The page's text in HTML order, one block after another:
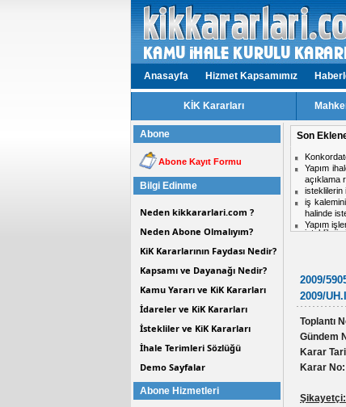
Anasayfa Hizmet Kapsamımız
KİK Kararları
Abone
Abone Kayıt Formu
Bilgi Edinme
Neden kikkararlari.com ?
Neden Abone Olmalıyım?
KiK Kararlarının Faydası Nedir?
Kapsamı ve Dayanağı Nedir?
Kamu Yararı ve KiK Kararları
İdareler ve KiK Kararları
İstekliler ve KiK Kararları
İhale Terimleri Sözlüğü
Demo Sayfalar
Abone Hizmetleri
Son
isteklilerin
Aynı
midir?
Hizmet
ihale
Personel
Kısmi
2009/
2009/
Toplantı
Gündem
Karar
Karar No:
Şikayetçi: